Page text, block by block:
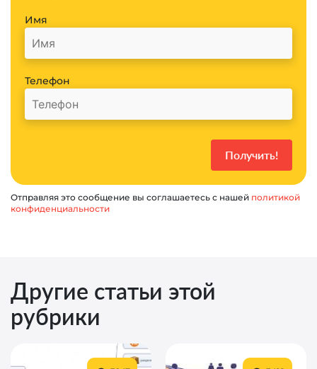
Имя
Телефон
Отправляя это сообщение вы соглашаетесь с нашей политикой
конфиденциальности
Другие статьи этой
рубрики